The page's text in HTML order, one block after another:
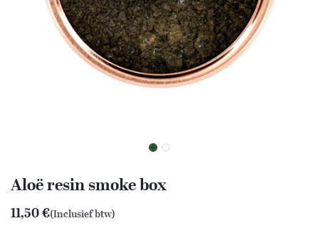
Aloë resin smoke box
11,50€(Inclusief btw)